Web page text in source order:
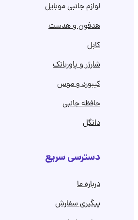
لوازم جانبی موبایل
هدفون و هدست
کابل
شارژر و پاوربانک
کیبورد و موس
حافظه جانبی
دانگل
دسترسی سریع
درباره ما
پیگیری سفارش